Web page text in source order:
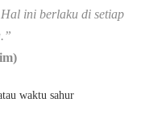
ini berlaku di setiap
waktu sahur